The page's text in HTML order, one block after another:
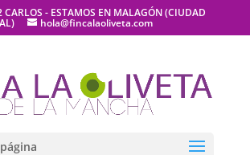
- ESTAMOS EN MALAGÓN (CIUDAD
hola@fincalaoliveta.com